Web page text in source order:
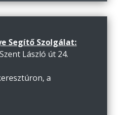
Segítő Szolgálat:
László út 24.
a